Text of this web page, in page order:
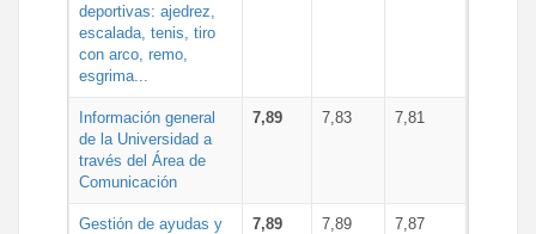
deportivas: ajedrez,
escalada, tenis, tiro
con arco, remo,
esgrima...
Información general
de la Universidad a
través del Área de
Comunicación
7,89 7,83 7,81
Gestión de ayudas y
7,89 7,89 7,87